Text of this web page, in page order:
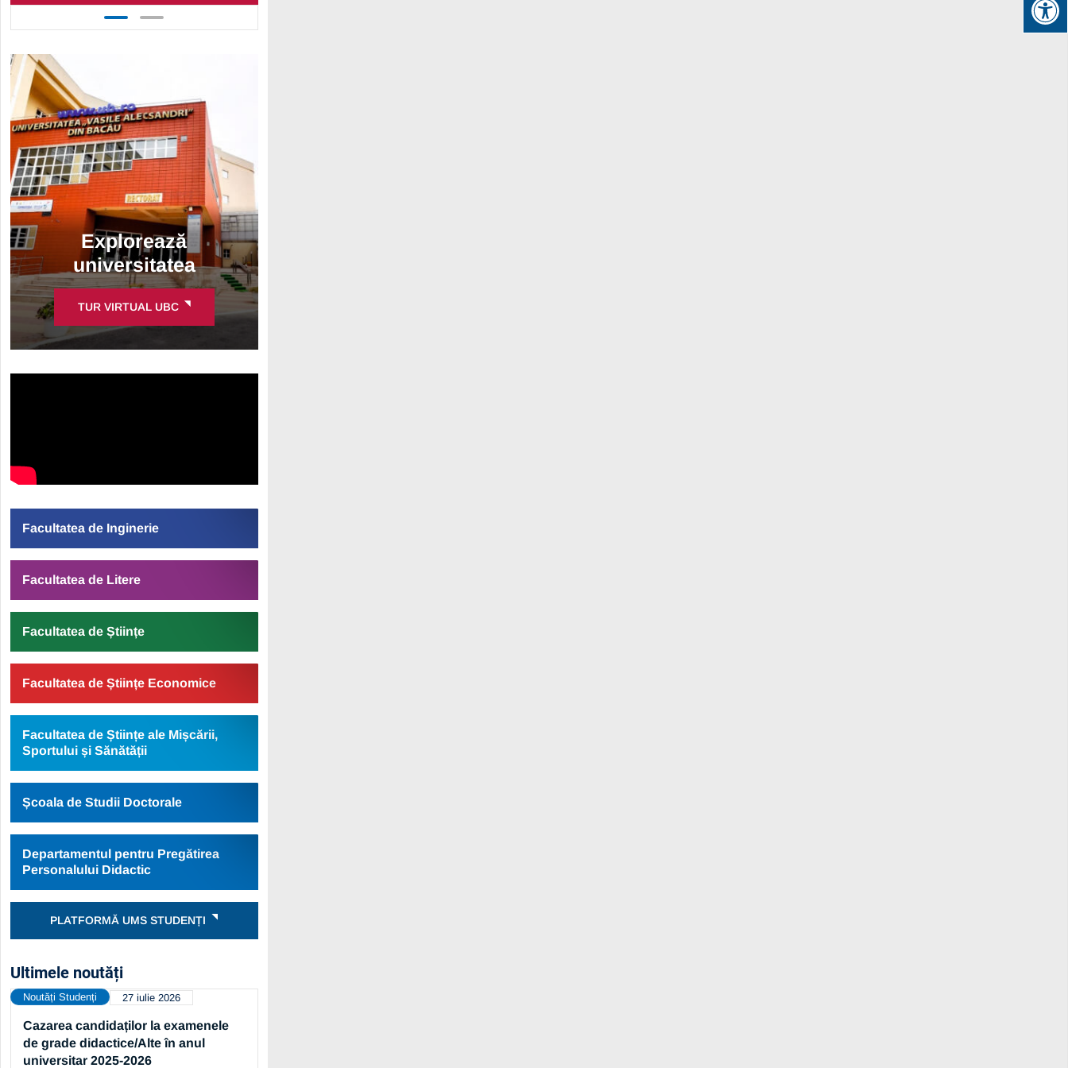
Explorează
universitatea
TUR VIRTUAL UBC
Facultatea de Inginerie
Facultatea de Litere
Facultatea de Științe
Facultatea de Științe Economice
Facultatea de Științe ale Mișcării,
Sportului și Sănătății
Școala de Studii Doctorale
Departamentul pentru Pregătirea
Personalului Didactic
PLATFORMĂ UMS STUDENȚI
Ultimele noutăți
Cazarea candidaților la examenele
de grade didactice/Alte în anul
universitar 2025-2026
Noutăți Studenți 27 iulie 2026